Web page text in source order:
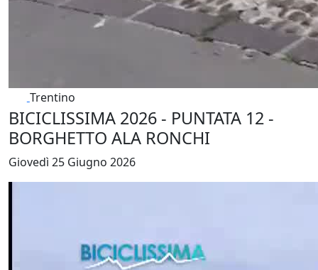
Trentino
BICICLISSIMA 2026 - PUNTATA 12 -
BORGHETTO ALA RONCHI
Giovedì 25 Giugno 2026